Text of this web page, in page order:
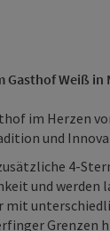
Gasthof Weiß in
im Herzen
und
4-
und werden
Grenzen